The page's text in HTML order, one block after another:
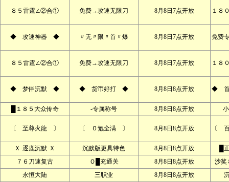
８５雷霆∠②合① 免费→攻速无限刀 8月8日7点开放 １８
◆ 攻速神器 ◆ 〃无〃限〃首〃爆 8月8日7点开放 免费
８５雷霆∠②合① 免费→攻速无限刀 8月8日7点开放 １８
◆ 梦伴沉默 ◆ ◆ 货币好打 ◆ 8月8日8点开放 ◆ 首
█１８５大众传奇 -专属称号 8月8日8点开放
〔 至尊火龍 〕 〔 ０氪全满 〕 8月8日8点开放 〔
Ｘ·逐鹿沉默·Ｘ 沉默版更具特色 8月8日8点开放
█
７６刀速复古
Ｏ█充通关 8月8日8点开放
沙奖
永恒大陆
三职业 8月8日8点开放